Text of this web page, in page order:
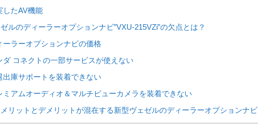
したAV機能
ルのディーラーオプションナビ”VXU-215VZi”の欠点とは？
ーラーオプションナビの価格
ダ コネクトの一部サービスが使えない
出庫サポートを装着できない
ミアムオーディオ＆マルチビューカメラを装着できない
リットとデメリットが混在する新型ヴェゼルのディーラーオプションナビ